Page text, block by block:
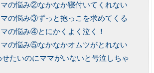
の悩み②なかなか寝付いてくれない
の悩み③ずっと抱っこを求めてくる
の悩み④とにかくよく泣く！
の悩み⑤なかなかオムツがとれない
たいのにママがいないと号泣しちゃ